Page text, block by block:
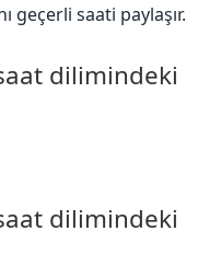
geçerli saati paylaşır.
dilimindeki
dilimindeki